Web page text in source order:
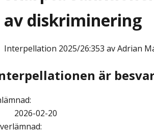
av diskriminering
Interpellation 2025/26:353 av Adrian
är
:
2026-02-20
: